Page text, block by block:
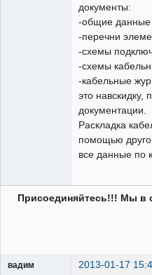
документы:
-общие данные
-перечни
-схемы
-схемы
-кабельные
это навскидку,
документации.
Раскладка
помощью
все данные по
Присоединяйтесь!!! Мы в
вадим 2013-01-17